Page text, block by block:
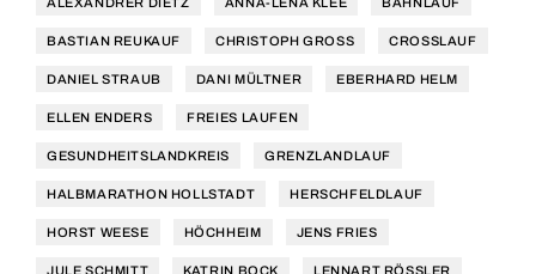
BASTIAN REUKAUF CHRISTOPH GROSS CROSSLAUF
DANIEL STRAUB DANI MÜLTNER EBERHARD HELM
ELLEN ENDERS FREIES LAUFEN
GESUNDHEITSLANDKREIS GRENZLANDLAUF
HALBMARATHON HOLLSTADT HERSCHFELDLAUF
HORST WEESE HÖCHHEIM JENS FRIES
JULE SCHMITT KATRIN BOCK LENNART RÖSSLER